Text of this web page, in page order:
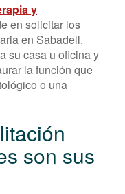
y
en solicitar los
en Sabadell.
su casa u oficina y
la función que
o una
son sus